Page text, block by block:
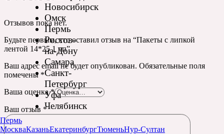
Новосибирск
Омск
Пермь
Ростов-
на-Дону
Самара
Санкт-
Петербург
Уфа
Челябинск
Пермь
МоскваКазаньЕкатеринбургТюменьНур-Султан
Отзывов пока нет.
Будьте первым, кто оставил отзыв на “Пакеты с липкой
лентой 14*25 1 уп”
Ваш адрес email не будет опубликован. Обязательные поля
помечены *
Ваша оценка*
Ваш отзыв *